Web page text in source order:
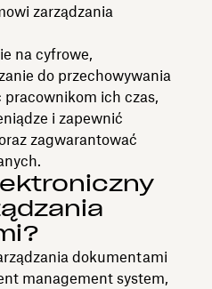
zarządzania
na cyfrowe,
do przechowywania
ich czas,
i zapewnić
zagwarantować
dokumentami
management system,